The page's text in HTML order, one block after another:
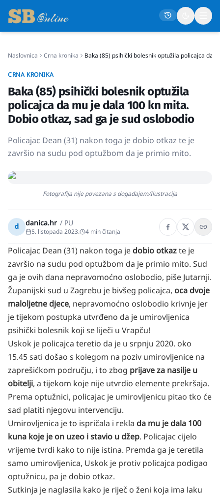
Politika
Gospodarstvo
Crna kronika
Sport
Naslovnica Crna kronika Baka (85) psihički bolesnik optužila policajca da
CRNA KRONIKA
Baka (85) psihički bolesnik optužila
policajca da mu je dala 100 kn mita.
Dobio otkaz, sad ga je sud oslobodio
Policajac Dean (31) nakon toga je dobio otkaz te je
završio na sudu pod optužbom da je primio mito.
Fotografija nije povezana s događajem/Ilustracija
d danica.hr / PU
5. listopada 2023. 4 min čitanja
Policajac Dean (31) nakon toga je dobio otkazte je
završio na sudu pod optužbom da je primio mito. Sud
ga je ovih dana nepravomoćno oslobodio, piše Jutarnji.
Županijski sud u Zagrebu je bivšeg policajca, oca dvoje
maloljetne djece, nepravomoćno oslobodio krivnje jer
je tijekom postupka utvrđeno da je umirovljenica
psihički bolesnik koji se liječi u Vrapču!
Uskok je policajca teretio da je u srpnju 2020. oko
15.45 sati došao s kolegom na poziv umirovljenice na
zaprešićkom području, i to zbog prijave za nasilje u
obitelji, a tijekom koje nije utvrdio elemente prekršaja.
Prema optužnici, policajac je umirovljenicu pitao tko će
sad platiti njegovu intervenciju.
Umirovljenica je to ispričala i rekla da mu je dala 100
kuna koje je on uzeo i stavio u džep. Policajac cijelo
vrijeme tvrdi kako to nije istina. Premda ga je teretila
samo umirovljenica, Uskok je protiv policajca podigao
optužnicu, pa je dobio otkaz.
Sutkinja je naglasila kako je riječ o ženi koja ima laku